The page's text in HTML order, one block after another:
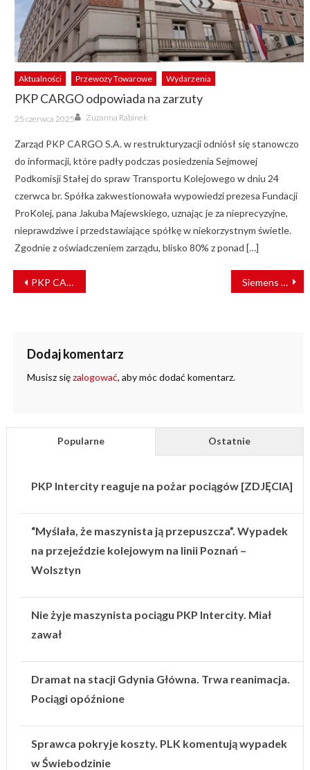
Aktualności Przewozy Towarowe Wydarzenia
PKP CARGO odpowiada na zarzuty
Posted
on
25 czerwca 2025 Author
Zuzanna Rabinek
Zarząd PKP CARGO S.A. w restrukturyzacji odniósł się stanowczo
do informacji, które padły podczas posiedzenia Sejmowej
Podkomisji Stałej do spraw Transportu Kolejowego w dniu 24
czerwca br. Spółka zakwestionowała wypowiedzi prezesa Fundacji
ProKolej, pana Jakuba Majewskiego, uznając je za nieprecyzyjne,
nieprawdziwe i przedstawiające spółkę w niekorzystnym świetle.
Zgodnie z oświadczeniem zarządu, blisko 80% z ponad […]
NAWIGACJA
WPISU
PKP CARGO CONNECT wzmocni eksport żywności Siemens powołał spółkę dedykowaną rozwiązaniom ITS
Dodaj komentarz
Musisz sięzalogować, aby móc dodać komentarz.
Popularne Ostatnie
PKP Intercity reaguje na pożar pociągów [ZDJĘCIA]
“Myślała, że maszynista ją przepuszcza”. Wypadek
na przejeździe kolejowym na linii Poznań –
Wolsztyn
Nie żyje maszynista pociągu PKP Intercity. Miał
zawał
Dramat na stacji Gdynia Główna. Trwa reanimacja.
Pociągi opóźnione
Sprawca pokryje koszty. PLK komentują wypadek
w Świebodzinie